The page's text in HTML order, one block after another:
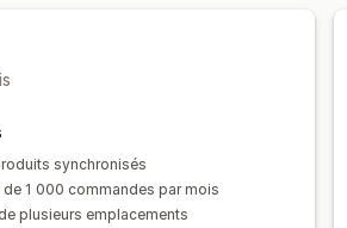
Importation
synchronisés
1 000 commandes par mois
plusieurs emplacements